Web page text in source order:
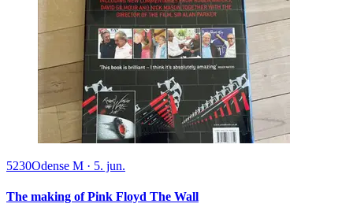
5230Odense M · 5. jun.
The making of Pink Floyd The Wall